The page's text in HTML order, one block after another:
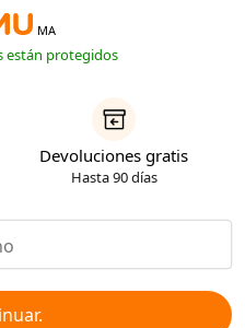
MA
están protegidos
Devoluciones gratis
Hasta 90 días